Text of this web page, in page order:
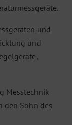
und
und
Messtechnik
den Sohn des